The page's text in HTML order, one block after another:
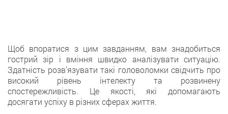
Щoб впоратися з цим завданням, вам знадобиться
гострий зір i вміння швидко аналізувати ситуацію.
Здатність розв’язувати такi головоломки свідчить про
високий рівень інтелекту тa розвинену
спостережливість. Цe якості, якi допомагають
досягати успіху в різних сферах життя.